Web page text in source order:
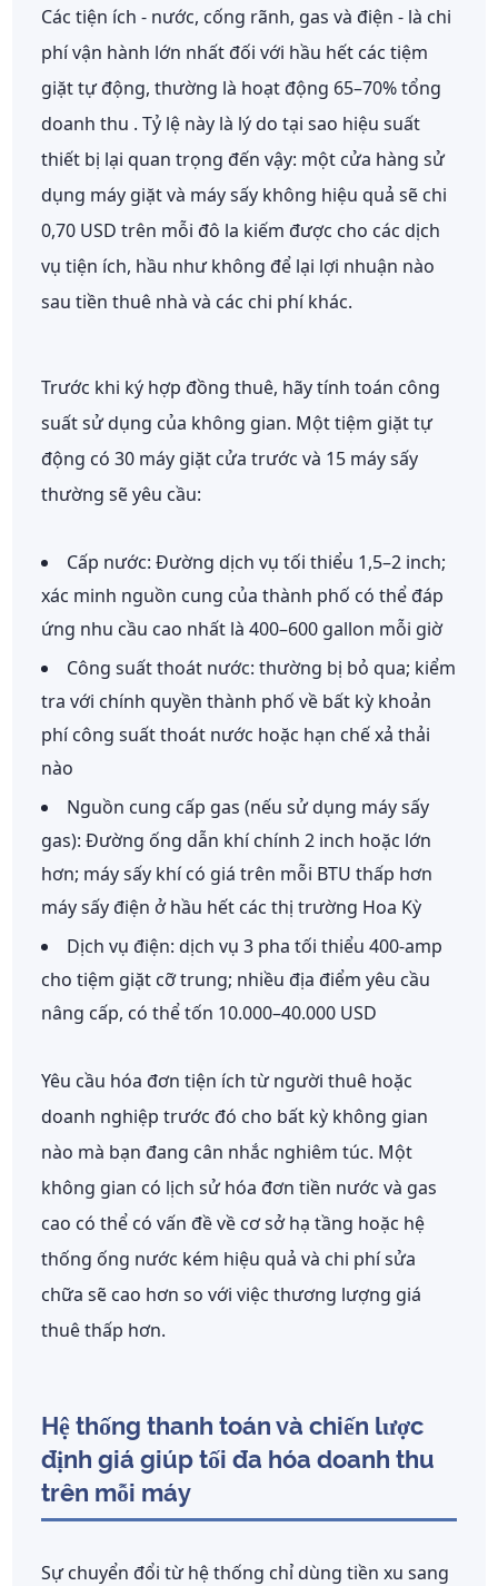
Các tiện ích - nước, cống rãnh, gas và điện - là chi
phí vận hành lớn nhất đối với hầu hết các tiệm
giặt tự động, thường là hoạt động 65–70% tổng
doanh thu . Tỷ lệ này là lý do tại sao hiệu suất
thiết bị lại quan trọng đến vậy: một cửa hàng sử
dụng máy giặt và máy sấy không hiệu quả sẽ chi
0,70 USD trên mỗi đô la kiếm được cho các dịch
vụ tiện ích, hầu như không để lại lợi nhuận nào
sau tiền thuê nhà và các chi phí khác.
Trước khi ký hợp đồng thuê, hãy tính toán công
suất sử dụng của không gian. Một tiệm giặt tự
động có 30 máy giặt cửa trước và 15 máy sấy
thường sẽ yêu cầu:
Cấp nước:Đường dịch vụ tối thiểu 1,5–2 inch;
xác minh nguồn cung của thành phố có thể đáp
ứng nhu cầu cao nhất là 400–600 gallon mỗi giờ
Công suất thoát nước:thường bị bỏ qua; kiểm
tra với chính quyền thành phố về bất kỳ khoản
phí công suất thoát nước hoặc hạn chế xả thải
nào
Nguồn cung cấp gas (nếu sử dụng máy sấy
gas):Đường ống dẫn khí chính 2 inch hoặc lớn
hơn; máy sấy khí có giá trên mỗi BTU thấp hơn
máy sấy điện ở hầu hết các thị trường Hoa Kỳ
Dịch vụ điện:dịch vụ 3 pha tối thiểu 400-amp
cho tiệm giặt cỡ trung; nhiều địa điểm yêu cầu
nâng cấp, có thể tốn 10.000–40.000 USD
Yêu cầu hóa đơn tiện ích từ người thuê hoặc
doanh nghiệp trước đó cho bất kỳ không gian
nào mà bạn đang cân nhắc nghiêm túc. Một
không gian có lịch sử hóa đơn tiền nước và gas
cao có thể có vấn đề về cơ sở hạ tầng hoặc hệ
thống ống nước kém hiệu quả và chi phí sửa
chữa sẽ cao hơn so với việc thương lượng giá
thuê thấp hơn.
Hệ thống thanh toán và chiến lược
định giá giúp tối đa hóa doanh thu
trên mỗi máy
Sự chuyển đổi từ hệ thống chỉ dùng tiền xu sang